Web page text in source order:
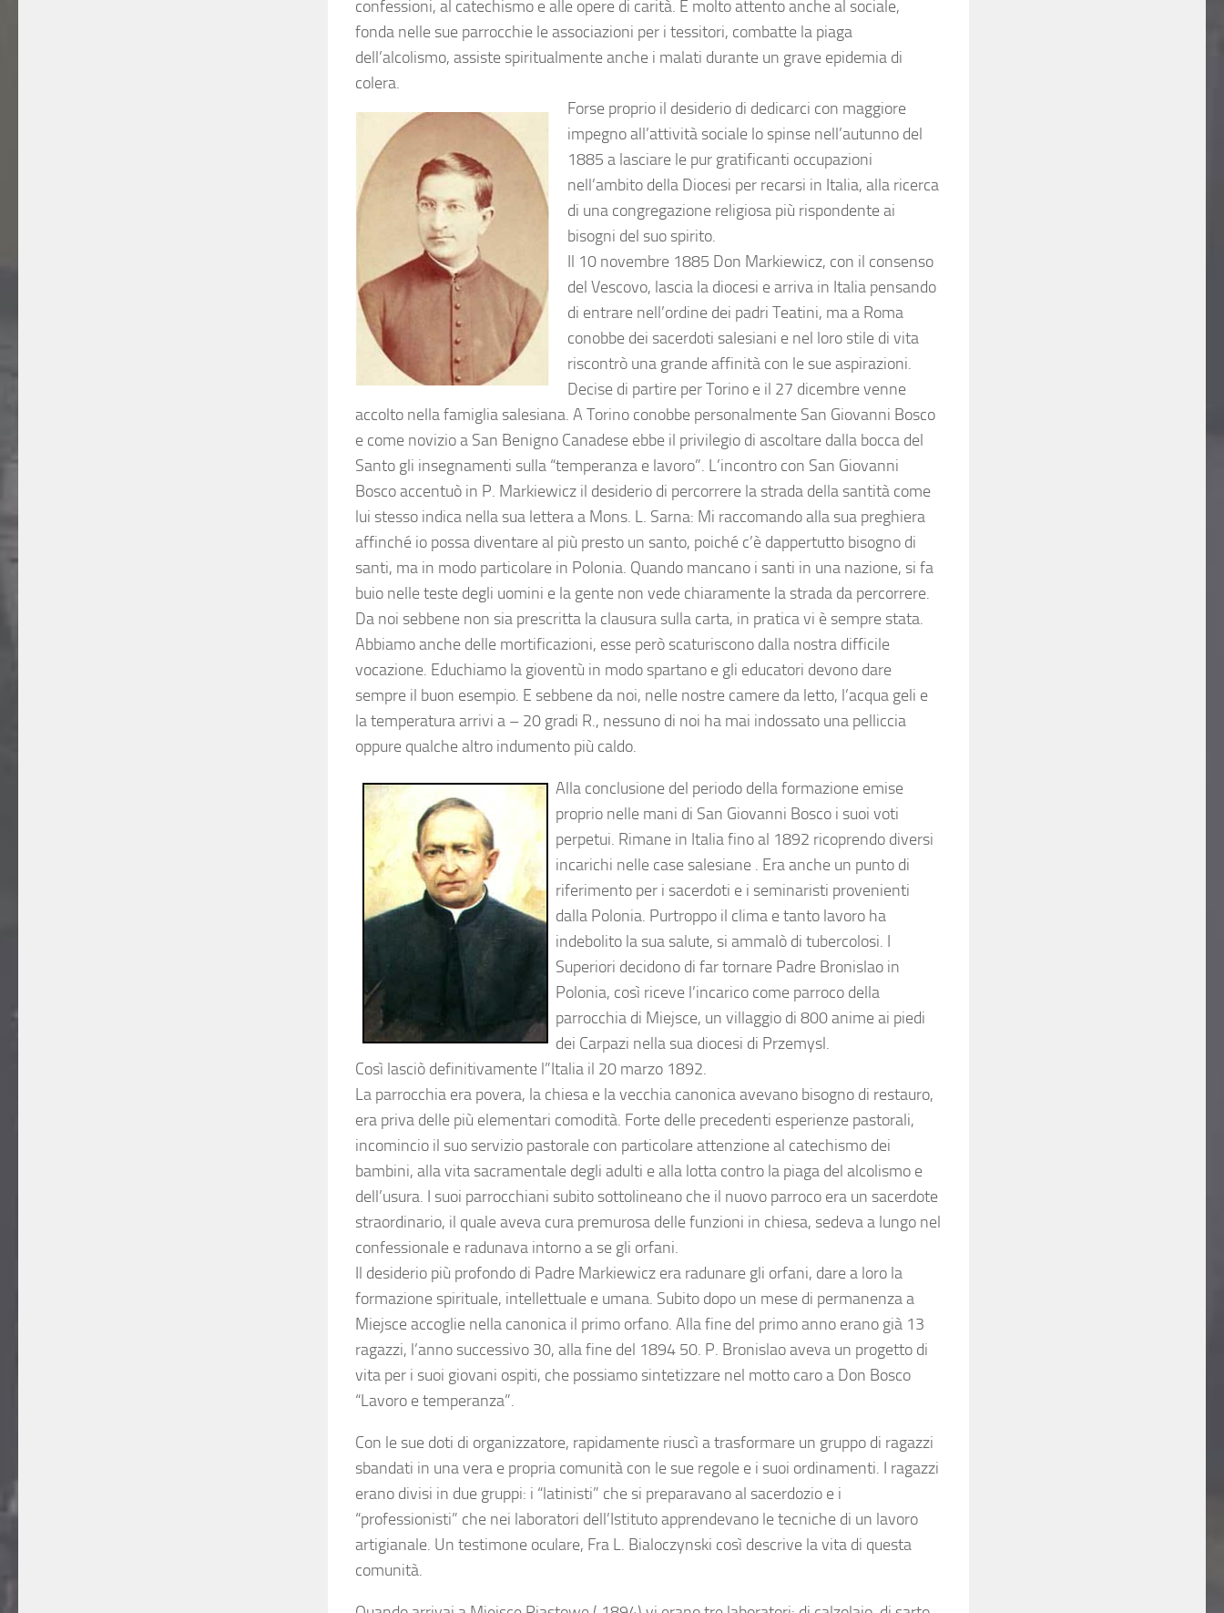
confessioni, al catechismo e alle opere di carità. E molto attento anche al sociale,
fonda nelle sue parrocchie le associazioni per i tessitori, combatte la piaga
dell’alcolismo, assiste spiritualmente anche i malati durante un grave epidemia di
colera.
Forse proprio il desiderio di dedicarci con maggiore
impegno all’attività sociale lo spinse nell’autunno del
1885 a lasciare le pur gratificanti occupazioni
nell’ambito della Diocesi per recarsi in Italia, alla ricerca
di una congregazione religiosa più rispondente ai
bisogni del suo spirito.
Il 10 novembre 1885 Don Markiewicz, con il consenso
del Vescovo, lascia la diocesi e arriva in Italia pensando
di entrare nell’ordine dei padri Teatini, ma a Roma
conobbe dei sacerdoti salesiani e nel loro stile di vita
riscontrò una grande affinità con le sue aspirazioni.
Decise di partire per Torino e il 27 dicembre venne
accolto nella famiglia salesiana. A Torino conobbe personalmente San Giovanni Bosco
e come novizio a San Benigno Canadese ebbe il privilegio di ascoltare dalla bocca del
Santo gli insegnamenti sulla “temperanza e lavoro”. L’incontro con San Giovanni
Bosco accentuò in P. Markiewicz il desiderio di percorrere la strada della santità come
lui stesso indica nella sua lettera a Mons. L. Sarna: Mi raccomando alla sua preghiera
affinché io possa diventare al più presto un santo, poiché c’è dappertutto bisogno di
santi, ma in modo particolare in Polonia. Quando mancano i santi in una nazione, si fa
buio nelle teste degli uomini e la gente non vede chiaramente la strada da percorrere.
Da noi sebbene non sia prescritta la clausura sulla carta, in pratica vi è sempre stata.
Abbiamo anche delle mortificazioni, esse però scaturiscono dalla nostra difficile
vocazione. Educhiamo la gioventù in modo spartano e gli educatori devono dare
sempre il buon esempio. E sebbene da noi, nelle nostre camere da letto, l’acqua geli e
la temperatura arrivi a – 20 gradi R., nessuno di noi ha mai indossato una pelliccia
oppure qualche altro indumento più caldo.
Alla conclusione del periodo della formazione emise
proprio nelle mani di San Giovanni Bosco i suoi voti
perpetui. Rimane in Italia fino al 1892 ricoprendo diversi
incarichi nelle case salesiane . Era anche un punto di
riferimento per i sacerdoti e i seminaristi provenienti
dalla Polonia. Purtroppo il clima e tanto lavoro ha
indebolito la sua salute, si ammalò di tubercolosi. I
Superiori decidono di far tornare Padre Bronislao in
Polonia, così riceve l’incarico come parroco della
parrocchia di Miejsce, un villaggio di 800 anime ai piedi
dei Carpazi nella sua diocesi di Przemysl.
Così lasciò definitivamente l”Italia il 20 marzo 1892.
La parrocchia era povera, la chiesa e la vecchia canonica avevano bisogno di restauro,
era priva delle più elementari comodità. Forte delle precedenti esperienze pastorali,
incomincio il suo servizio pastorale con particolare attenzione al catechismo dei
bambini, alla vita sacramentale degli adulti e alla lotta contro la piaga del alcolismo e
dell’usura. I suoi parrocchiani subito sottolineano che il nuovo parroco era un sacerdote
straordinario, il quale aveva cura premurosa delle funzioni in chiesa, sedeva a lungo nel
confessionale e radunava intorno a se gli orfani.
Il desiderio più profondo di Padre Markiewicz era radunare gli orfani, dare a loro la
formazione spirituale, intellettuale e umana. Subito dopo un mese di permanenza a
Miejsce accoglie nella canonica il primo orfano. Alla fine del primo anno erano già 13
ragazzi, l’anno successivo 30, alla fine del 1894 50. P. Bronislao aveva un progetto di
vita per i suoi giovani ospiti, che possiamo sintetizzare nel motto caro a Don Bosco
“Lavoro e temperanza”.
Con le sue doti di organizzatore, rapidamente riuscì a trasformare un gruppo di ragazzi
sbandati in una vera e propria comunità con le sue regole e i suoi ordinamenti. I ragazzi
erano divisi in due gruppi: i “latinisti” che si preparavano al sacerdozio e i
“professionisti” che nei laboratori dell’Istituto apprendevano le tecniche di un lavoro
artigianale. Un testimone oculare, Fra L. Bialoczynski così descrive la vita di questa
comunità.